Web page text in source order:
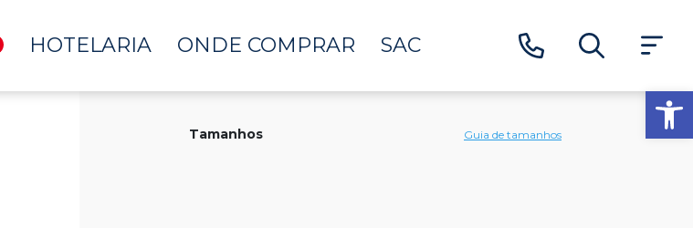
HOTELARIA ONDE COMPRAR SAC
Tamanhos Guia de tamanhos